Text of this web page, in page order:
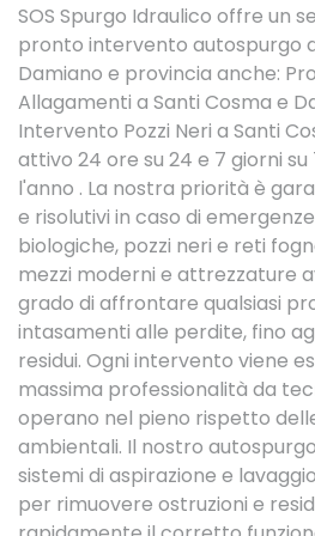
SOS Spurgo Idraulico offre un
pronto intervento autospurgo
Damiano e provincia anche:
Allagamenti a Santi Cosma e
Intervento Pozzi Neri a Santi
attivo 24 ore su 24 e 7 giorni
l'anno . La nostra priorità è
e risolutivi in caso di
biologiche, pozzi neri e reti
mezzi moderni e attrezzature
grado di affrontare qualsiasi
intasamenti alle perdite, fino
residui. Ogni intervento viene
massima professionalità da
operano nel pieno rispetto
ambientali. Il nostro
sistemi di aspirazione e
per rimuovere ostruzioni e